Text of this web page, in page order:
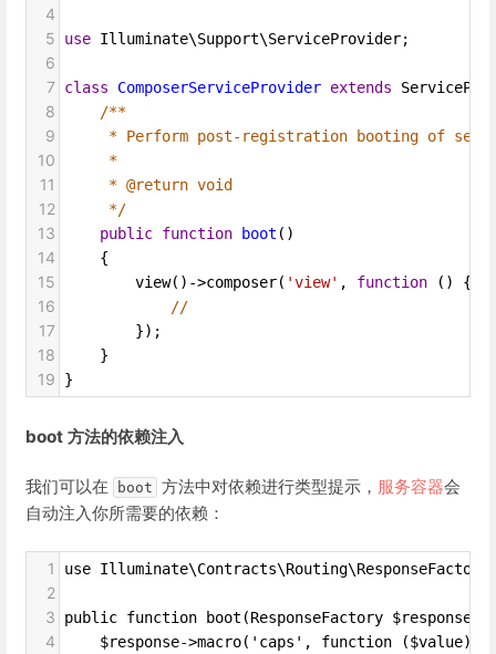
4
5
use Illuminate\Support\ServiceProvider;
6
7
class ComposerServiceProvider extends
8 /**
9 * Perform post-registration booting of
10 *
11 * @return void
12 */
13 public function boot ()
14
    {
15 view() ->composer( 'view' , function () {
16 //
17
        });
18
    }
19 }
boot 方法的依赖注入
我们可以在 boot 方法中对依赖进行类型提示， 服务容器会
自动注入你所需要的依赖：
1 use
2
3
public function boot(ResponseFactory $response){
4
    $response->macro('caps', function ($value) {